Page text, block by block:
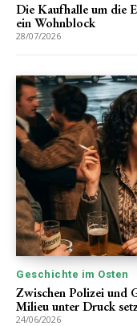
Die Kaufhalle um die
ein Wohnblock
28/07/2026
Geschichte im Osten
Zwischen Polizei und
Milieu unter Druck
24/06/2026